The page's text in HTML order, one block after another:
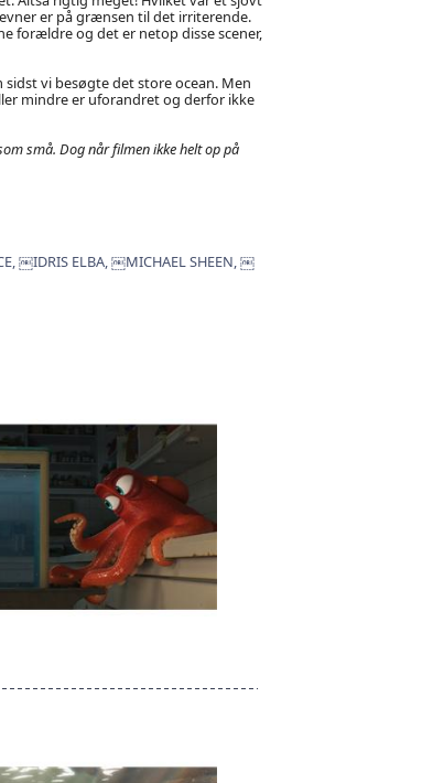
er på grænsen til det irriterende.
forældre og det er netop disse scener,
vi besøgte det store ocean. Men
mindre er uforandret og derfor ikke
små. Dog når filmen ikke helt op på
￼IDRIS ELBA,￼MICHAEL SHEEN,￼